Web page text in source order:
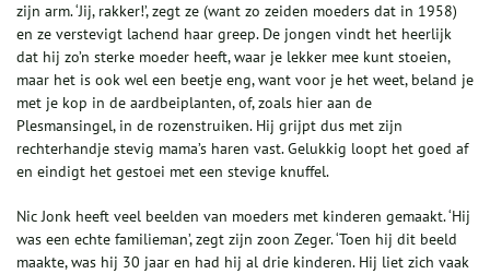
zijn arm. ‘Jij, rakker!’, zegt ze (want zo zeiden moeders dat in 1958)
en ze verstevigt lachend haar greep. De jongen vindt het heerlijk
dat hij zo’n sterke moeder heeft, waar je lekker mee kunt stoeien,
maar het is ook wel een beetje eng, want voor je het weet, beland je
met je kop in de aardbeiplanten, of, zoals hier aan de
Plesmansingel, in de rozenstruiken. Hij grijpt dus met zijn
rechterhandje stevig mama’s haren vast. Gelukkig loopt het goed af
en eindigt het gestoei met een stevige knuffel.
Nic Jonk heeft veel beelden van moeders met kinderen gemaakt. ‘Hij
was een echte familieman’, zegt zijn zoon Zeger. ‘Toen hij dit beeld
maakte, was hij 30 jaar en had hij al drie kinderen. Hij liet zich vaak